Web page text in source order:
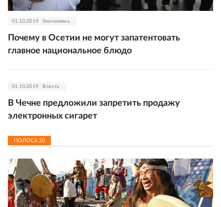
01.10.2019 Экономика
Почему в Осетии не могут запатентовать
главное национальное блюдо
01.10.2019 Власть
В Чечне предложили запретить продажу
электронных сигарет
ПОЛОСА 20